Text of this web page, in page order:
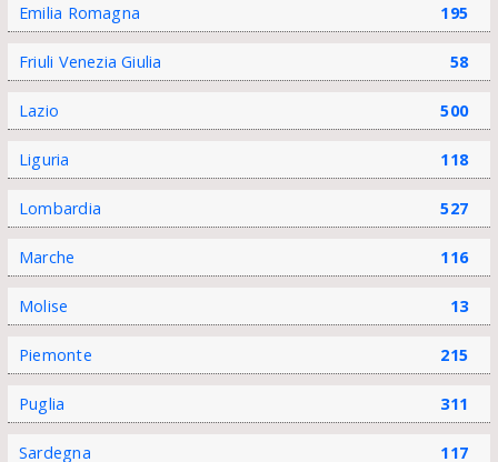
Emilia Romagna 195
Friuli Venezia Giulia 58
Lazio 500
Liguria 118
Lombardia 527
Marche 116
Molise 13
Piemonte 215
Puglia 311
Sardegna 117